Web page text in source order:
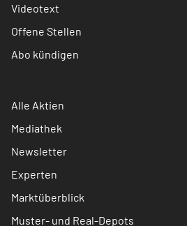
Videotext
Offene Stellen
Abo kündigen
Alle Aktien
Mediathek
Newsletter
Experten
Marktüberblick
Muster- und Real-Depots